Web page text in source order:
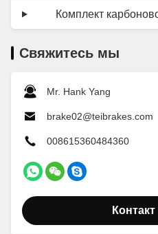
Комплект
Свяжитесь мы
Mr. Hank Yang
brake02@teibrakes.com
008615360484360